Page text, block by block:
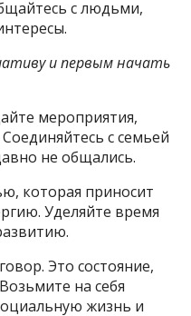
с людьми,
и первым начать
мероприятия,
с семьей
не общались.
которая приносит
Уделяйте время
Это состояние,
на себя
жизнь и